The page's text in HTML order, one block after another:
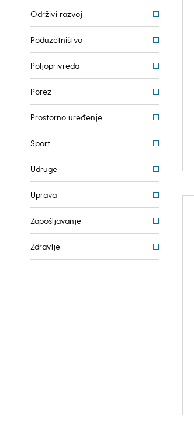
Održivi razvoj
Poduzetništvo
Poljoprivreda
Porez
Prostorno uređenje
Sport
Udruge
Uprava
Zapošljavanje
Zdravlje